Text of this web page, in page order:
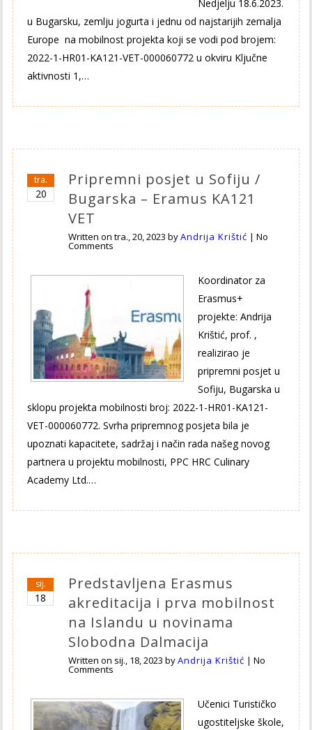
Nedjelju 18.6.2023.
u Bugarsku, zemlju jogurta i jednu od najstarijih zemalja
Europe na mobilnost projekta koji se vodi pod brojem:
2022-1-HR01-KA121-VET-000060772 u okviru Ključne
aktivnosti 1,…
tra.
20
Pripremni posjet u Sofiju /
Bugarska – Eramus KA121
VET
Written ontra., 20, 2023 byAndrija Krištić |No
Comments
Koordinator za
Erasmus+
projekte: Andrija
Krištić, prof. ,
realizirao je
pripremni posjet u
Sofiju, Bugarska u
sklopu projekta mobilnosti broj: 2022-1-HR01-KA121-
VET-000060772. Svrha pripremnog posjeta bila je
upoznati kapacitete, sadržaj i način rada našeg novog
partnera u projektu mobilnosti, PPC HRC Culinary
Academy Ltd.…
sij.
18
Predstavljena Erasmus
akreditacija i prva mobilnost
na Islandu u novinama
Slobodna Dalmacija
Written on sij., 18, 2023 byAndrija Krištić |No
Comments
Učenici Turističko
ugostiteljske škole,